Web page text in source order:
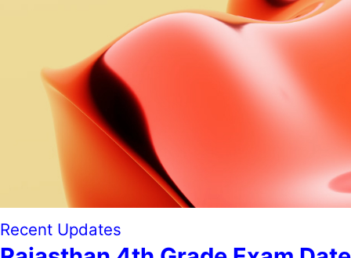
Recent Updates